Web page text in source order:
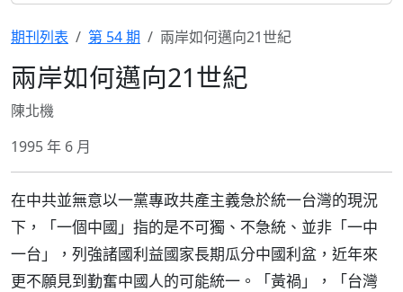
期刊列表 第 54 期 兩岸如何邁向21世紀
兩岸如何邁向21世紀
陳北機
1995 年 6 月
在中共並無意以一黨專政共產主義急於統一台灣的現況
下，「一個中國」指的是不可獨、不急統、並非「一中
一台」，列強諸國利益國家長期瓜分中國利盆，近年來
更不願見到勤奮中國人的可能統一。「黃禍」，「台灣